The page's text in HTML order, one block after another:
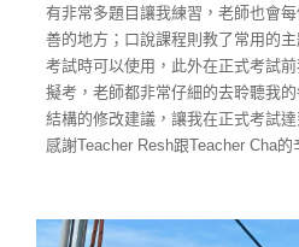
有非常多題目讓我練習，老師也會
善的地方；口說課程則教了常用的
考試時可以使用，此外在正式考試
擬考，老師都非常仔細的去聆聽我
結構的修改建議，讓我在正式考試
感謝Teacher Resh跟Teacher Cha的